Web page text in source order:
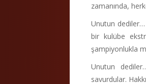
zamanında,
Unutun dediler…
bir kulübe
şampiyonlukla
Unutun
savurdular.